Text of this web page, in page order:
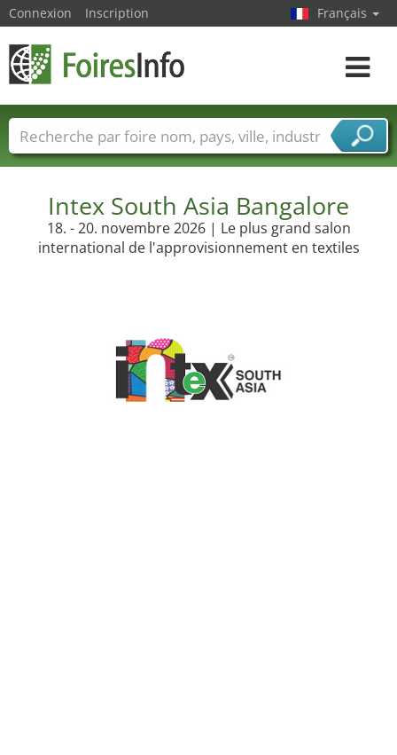
Intex South Asia Bangalore
18. - 20. novembre 2026 | Le plus grand salon
international de l'approvisionnement en textiles
Connexion Inscription Français
Toggle
Foire noms Pays Villes
Secteurs de foire